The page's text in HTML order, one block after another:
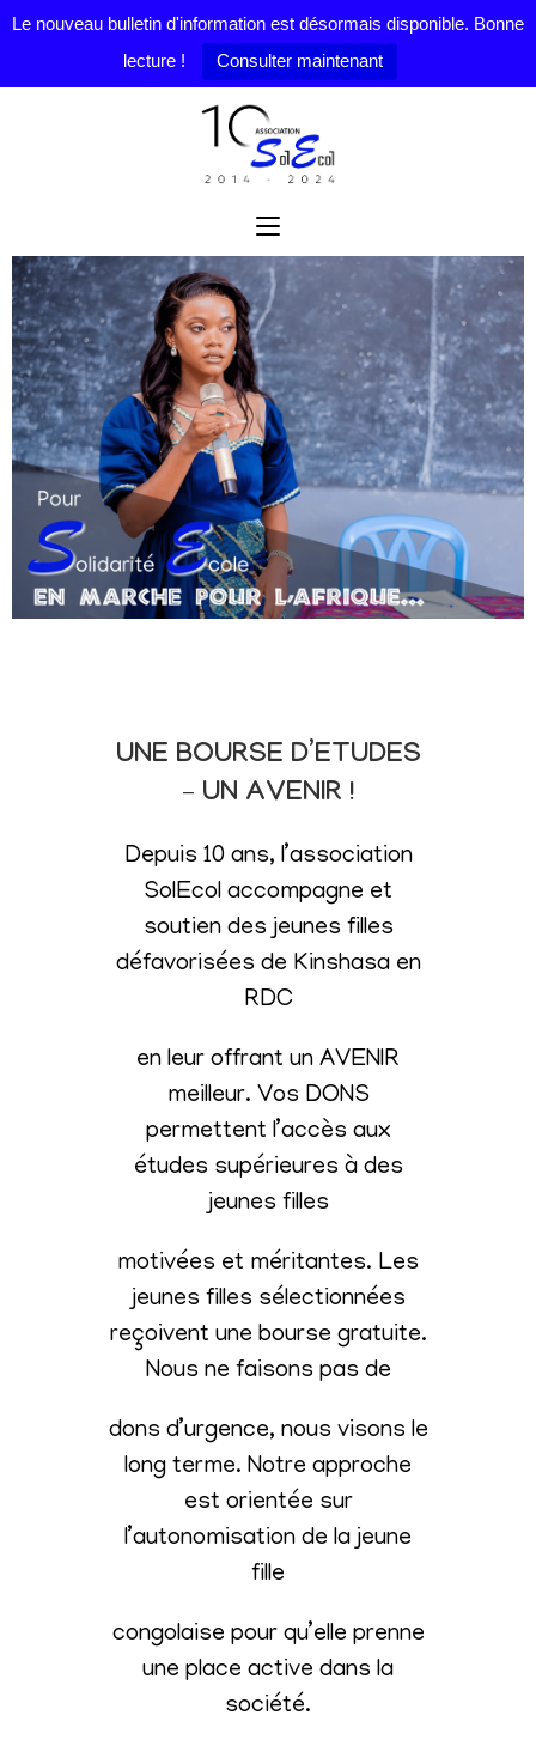
Le nouveau bulletin d'information est désormais disponible. Bonne
lecture !
Consulter maintenant
UNE BOURSE D’ETUDES
– UN AVENIR !
Depuis 10 ans, l’association
SolEcol accompagne et
soutien des jeunes filles
défavorisées de Kinshasa en
RDC
en leur offrant un AVENIR
meilleur. Vos DONS
permettent l’accès aux
études supérieures à des
jeunes filles
motivées et méritantes. Les
jeunes filles sélectionnées
reçoivent une bourse gratuite.
Nous ne faisons pas de
dons d’urgence, nous visons le
long terme. Notre approche
est orientée sur
l’autonomisation de la jeune
fille
congolaise pour qu’elle prenne
une place active dans la
société.